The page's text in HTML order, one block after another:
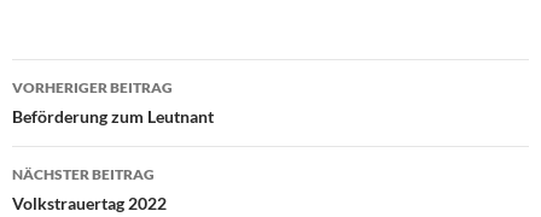
Beitragsnavigation
VORHERIGER BEITRAG
Beförderung zum Leutnant
NÄCHSTER BEITRAG
Volkstrauertag 2022